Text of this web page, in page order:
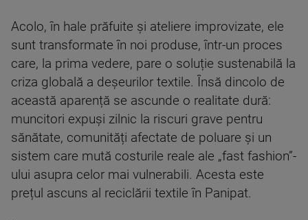
Acolo, în hale prăfuite și ateliere improvizate, ele
sunt transformate în noi produse, într-un proces
care, la prima vedere, pare o soluție sustenabilă la
criza globală a deșeurilor textile. Însă dincolo de
această aparență se ascunde o realitate dură:
muncitori expuși zilnic la riscuri grave pentru
sănătate, comunități afectate de poluare și un
sistem care mută costurile reale ale „fast fashion”-
ului asupra celor mai vulnerabili. Acesta este
prețul ascuns al reciclării textile în Panipat.